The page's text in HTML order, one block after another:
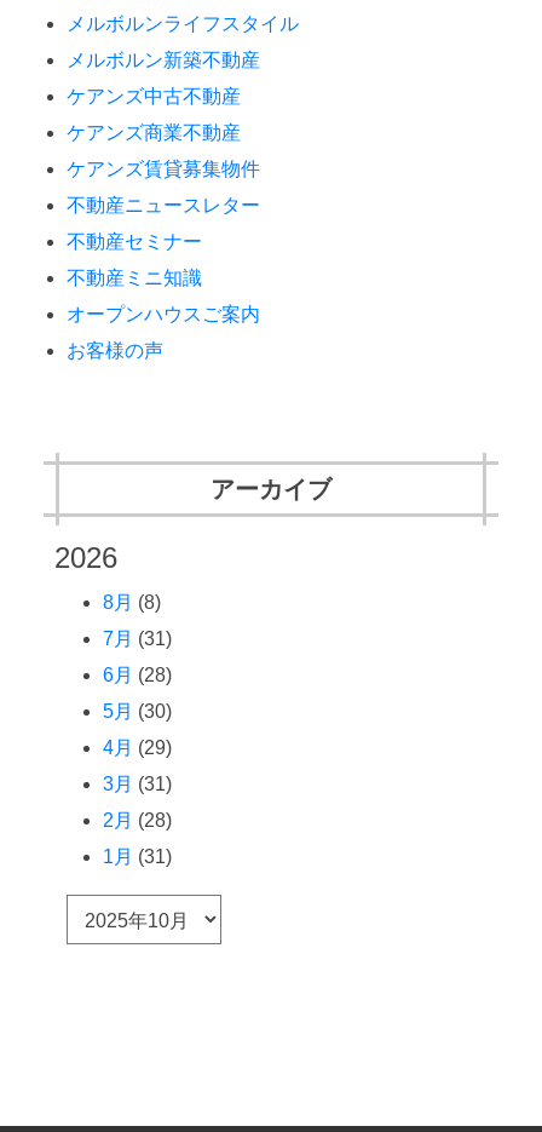
メルボルンライフスタイル
メルボルン新築不動産
ケアンズ中古不動産
ケアンズ商業不動産
ケアンズ賃貸募集物件
不動産ニュースレター
不動産セミナー
不動産ミニ知識
オープンハウスご案内
お客様の声
アーカイブ
2026
8月 (8)
7月 (31)
6月 (28)
5月 (30)
4月 (29)
3月 (31)
2月 (28)
1月 (31)
ー